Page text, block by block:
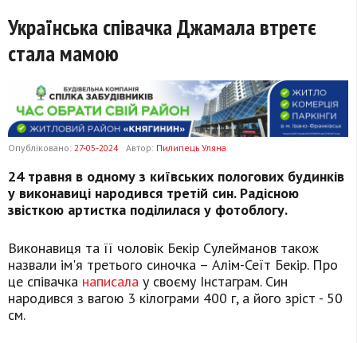
Українська співачка Джамала втретє
стала мамою
Опубліковано: 27-05-2024 Автор: Пилипець Уляна
24 травня в одному з київських пологових будинків
у виконавиці народився третій син. Радісною
звісткою артистка поділилася у фотоблогу.
Виконавиця та її чоловік Бекір Сулейманов також
назвали ім'я третього синочка – Алім-Сеїт Бекір. Про
це співачка написала у своєму Інстаграм. Син
народився з вагою 3 кілограми 400 г, а його зріст - 50
см.